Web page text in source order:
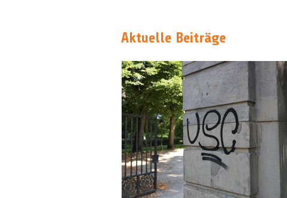
Aktuelle Beiträge